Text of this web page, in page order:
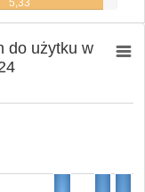
5,33
do użytku w